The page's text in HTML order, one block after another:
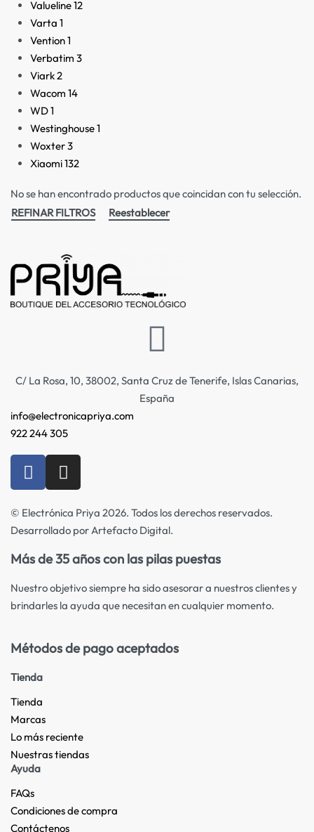
Valueline12
Varta 1
Vention1
Verbatim 3
Viark2
Wacom 14
WD1
Westinghouse1
Woxter3
Xiaomi132
No se han encontrado productos que coincidan con tu selección.
REFINAR FILTROS
Reestablecer
C/ La Rosa, 10, 38002, Santa Cruz de Tenerife, Islas Canarias,
España
info@electronicapriya.com
922 244 305
© Electrónica Priya 2026. Todos los derechos reservados.
Desarrollado por Artefacto Digital.
Más de 35 años con las pilas puestas
Nuestro objetivo siempre ha sido asesorar a nuestros clientes y
brindarles la ayuda que necesitan en cualquier momento.
Métodos de pago aceptados
Tienda
Tienda
Marcas
Lo más reciente​
Nuestras tiendas​
Ayuda
FAQs
Condiciones de compra
Contáctenos